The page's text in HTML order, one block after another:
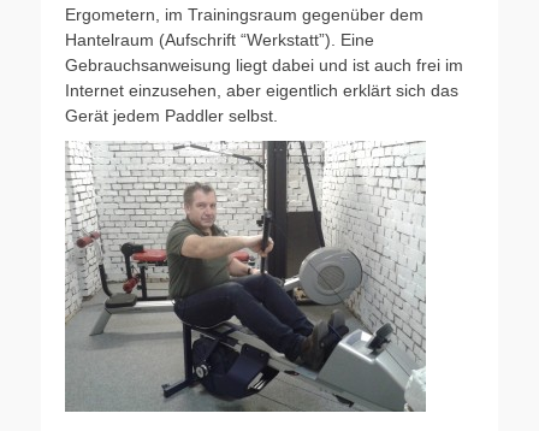
Ergometern, im Trainingsraum gegenüber dem
Hantelraum (Aufschrift “Werkstatt”). Eine
Gebrauchsanweisung liegt dabei und ist auch frei im
Internet einzusehen, aber eigentlich erklärt sich das
Gerät jedem Paddler selbst.